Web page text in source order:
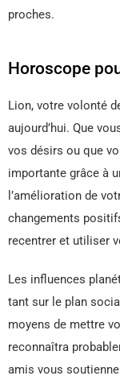
proches.
Horoscope
Lion, votre volonté
aujourd’hui. Que
vos désirs ou que
importante grâce à
l’amélioration de
changements
recentrer et utiliser
Les influences
tant sur le plan
moyens de mettre
reconnaîtra
amis vous